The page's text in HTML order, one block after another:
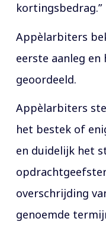
kortingsbedrag.”
Appèlarbiters
eerste aanleg
geoordeeld.
Appèlarbiters
het bestek of
en duidelijk het
overschrijding
genoemde